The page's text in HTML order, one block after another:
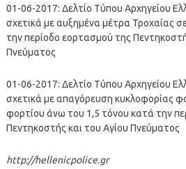
01-06-2017: Δελτίο Τύπου Αρχηγείου
σχετικά με αυξημένα μέτρα Τροχαίας
την περίοδο εορτασμού της
Πνεύματος
01-06-2017: Δελτίο Τύπου Αρχηγείου
σχετικά με απαγόρευση κυκλοφορίας
φορτίου άνω του 1,5 τόνου κατά την
Πεντηκοστής και του Αγίου Πνεύματος
http://hellenicpolice.gr